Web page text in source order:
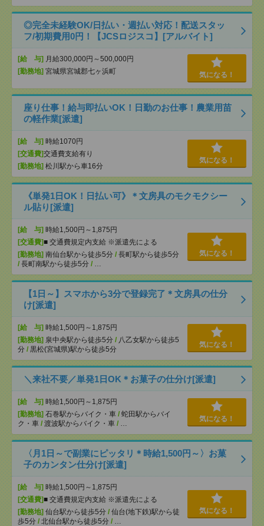
◎完全未経験OK/日払い・週払い対応！配送スタッ
フ/初期費用0円！【JCSロジスコ】[アルバイト]
[給 与] 月給300,000円～500,000円
[勤務地] 宮城県宮城郡七ヶ浜町 気になる！
座り仕事！給与即払いOK！日勤のお仕事！農業用苗
の軽作業[派遣]
[給 与] 時給1070円
[交通費]交通費支給有り
[勤務地] 松川駅から車16分
気になる！
《単発1日OK！日払い可》＊文房具のモクモクシー
ル貼り[派遣]
[給 与] 時給1,500円～1,875円
[交通費]■ 交通費規定内支給 ※派遣先による
[勤務地] 南仙台駅から徒歩5分 / 長町駅から徒歩5分
/ 長町南駅から徒歩5分 / …
気になる！
【1日～】スマホから3分で登録完了＊文房具の仕分
け[派遣]
[給 与] 時給1,500円～1,875円
[勤務地] 泉中央駅から徒歩5分 / 八乙女駅から徒歩5
分 / 黒松(宮城県)駅から徒歩5分
気になる！
＼来社不要／単発1日OK＊お菓子の仕分け[派遣]
[給 与] 時給1,500円～1,875円
[勤務地] 石巻駅からバイク・車 / 蛇田駅からバイ
ク・車 / 渡波駅からバイク・車 / …
気になる！
〈月1日～で副業にピッタリ＊時給1,500円～〉お菓
子のカンタン仕分け[派遣]
[給 与] 時給1,500円～1,875円
[交通費]■ 交通費規定内支給 ※派遣先による
[勤務地] 仙台駅から徒歩5分 / 仙台(地下鉄)駅から徒
歩5分 / 北仙台駅から徒歩5分 / …
気になる！